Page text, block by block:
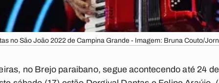
no São João 2022 de Campina Grande - Imagem: Bruna Couto/
, no Brejo paraibano, segue acontecendo até 24